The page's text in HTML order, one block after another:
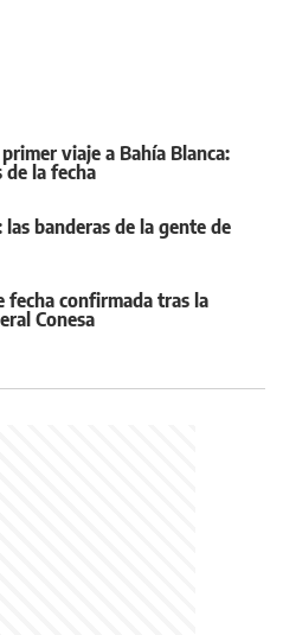
viaje a Bahía Blanca:
la fecha
banderas de la gente de
fecha confirmada tras la
Conesa